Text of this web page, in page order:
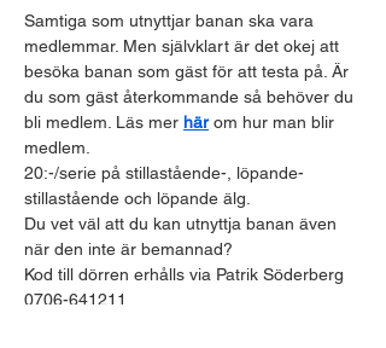
Samtiga som utnyttjar banan ska vara
medlemmar. Men självklart är det okej att
besöka banan som gäst för att testa på. Är
du som gäst återkommande så behöver du
bli medlem. Läs mer här om hur man blir
medlem.
20:-/serie på stillastående-, löpande-
stillastående och löpande älg.
Du vet väl att du kan utnyttja banan även
när den inte är bemannad?
Kod till dörren erhålls via Patrik Söderberg
0706-641211.